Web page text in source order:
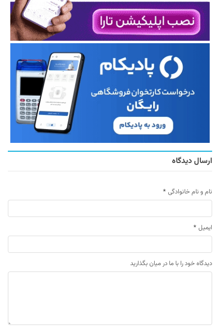
ارسال دیدگاه
نام و نام خانوادگی *
ایمیل *
دیدگاه خود را با ما در میان بگذارید